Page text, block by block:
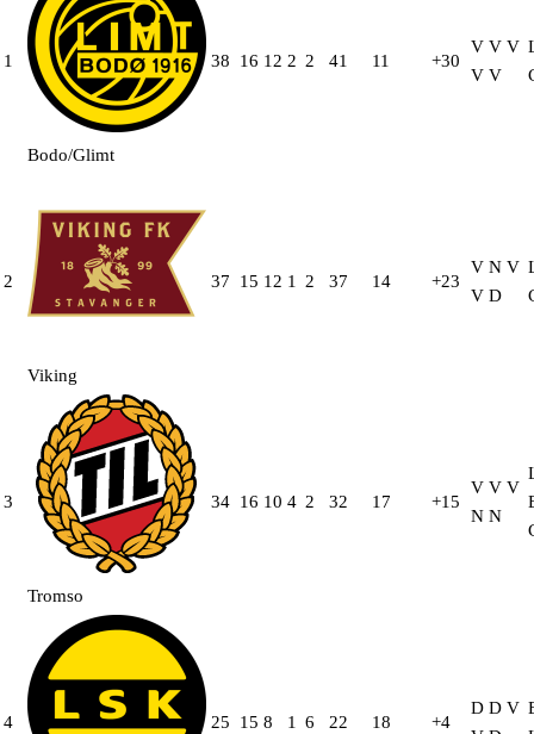
1
Bodo/Glimt
38 16 12 2 2 41 11 +30
V V V
V V
2
Viking
37 15 12 1 2 37 14 +23
V N V
V D
3
Tromso
34 16 10 4 2 32 17 +15
V V V
N N
4 25 15 8 1 6 22 18 +4
D D V